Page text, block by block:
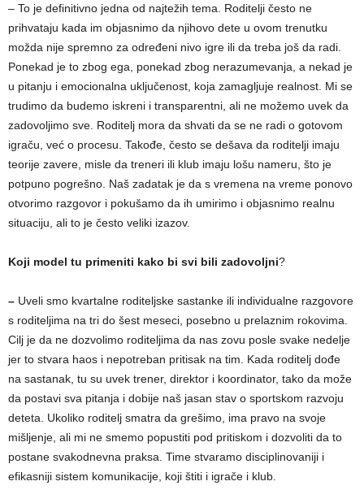
– To je definitivno jedna od najtežih tema. Roditelji često ne
prihvataju kada im objasnimo da njihovo dete u ovom trenutku
možda nije spremno za određeni nivo igre ili da treba još da radi.
Ponekad je to zbog ega, ponekad zbog nerazumevanja, a nekad je
u pitanju i emocionalna uključenost, koja zamagljuje realnost. Mi se
trudimo da budemo iskreni i transparentni, ali ne možemo uvek da
zadovoljimo sve. Roditelj mora da shvati da se ne radi o gotovom
igraču, već o procesu. Takođe, često se dešava da roditelji imaju
teorije zavere, misle da treneri ili klub imaju lošu nameru, što je
potpuno pogrešno. Naš zadatak je da s vremena na vreme ponovo
otvorimo razgovor i pokušamo da ih umirimo i objasnimo realnu
situaciju, ali to je često veliki izazov.
Koji model tu primeniti kako bi svi bili zadovoljni?
– Uveli smo kvartalne roditeljske sastanke ili individualne razgovore
s roditeljima na tri do šest meseci, posebno u prelaznim rokovima.
Cilj je da ne dozvolimo roditeljima da nas zovu posle svake nedelje
jer to stvara haos i nepotreban pritisak na tim. Kada roditelj dođe
na sastanak, tu su uvek trener, direktor i koordinator, tako da može
da postavi sva pitanja i dobije naš jasan stav o sportskom razvoju
deteta. Ukoliko roditelj smatra da grešimo, ima pravo na svoje
mišljenje, ali mi ne smemo popustiti pod pritiskom i dozvoliti da to
postane svakodnevna praksa. Time stvaramo disciplinovaniji i
efikasniji sistem komunikacije, koji štiti i igrače i klub.